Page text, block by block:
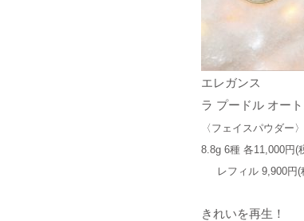
エレガンス
ラ プードル オー
〈フェイスパウダー〉
8.8g 6種 各11,000円(
レフィル 9,900円(
きれいを再生！